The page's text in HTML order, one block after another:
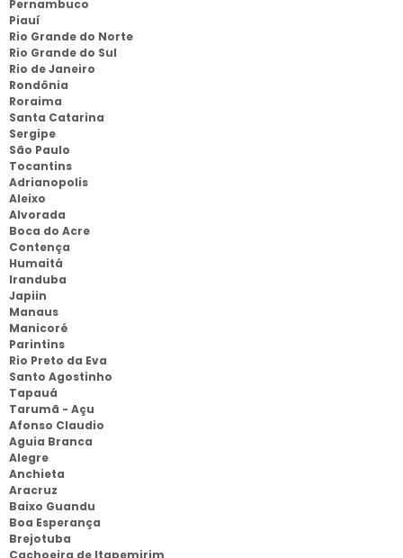
Pernambuco
Piauí
Rio Grande do Norte
Rio Grande do Sul
Rio de Janeiro
Rondônia
Roraima
Santa Catarina
Sergipe
São Paulo
Tocantins
Adrianopolis
Aleixo
Alvorada
Boca do Acre
Contença
Humaitá
Iranduba
Japiin
Manaus
Manicoré
Parintins
Rio Preto da Eva
Santo Agostinho
Tapauá
Tarumã - Açu
Afonso Claudio
Aguia Branca
Alegre
Anchieta
Aracruz
Baixo Guandu
Boa Esperança
Brejotuba
Cachoeira de Itapemirim